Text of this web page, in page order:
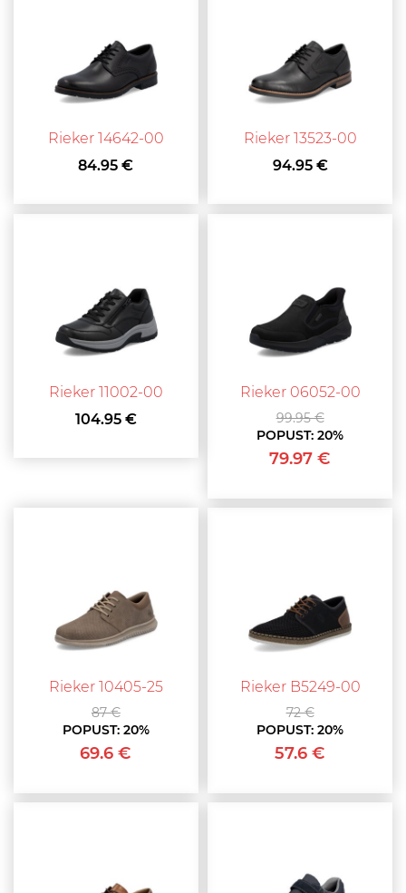
Rieker 14642-00
84.95 €
Rieker 13523-00
94.95 €
Rieker 11002-00
104.95 €
Rieker 06052-00
99.95 €
POPUST:20%
79.97 €
Rieker 10405-25
87 €
POPUST: 20%
69.6 €
Rieker B5249-00
72 €
POPUST:20%
57.6 €